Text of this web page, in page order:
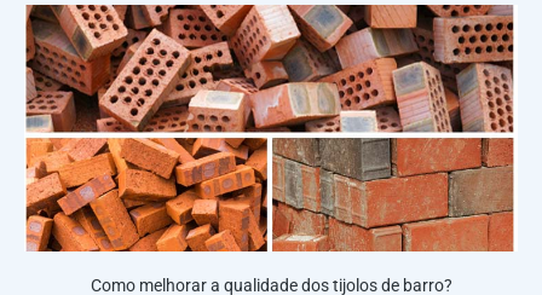
Como melhorar a qualidade dos tijolos de barro?